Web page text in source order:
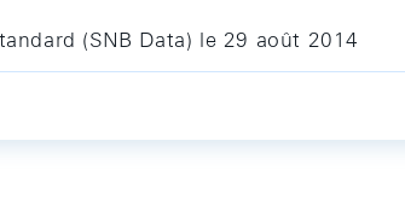
(SNB Data) le 29 août 2014